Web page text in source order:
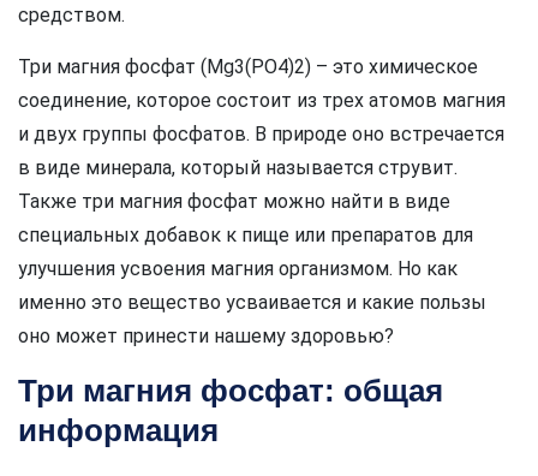
средством.
Три магния фосфат (Mg3(PO4)2) – это химическое
соединение, которое состоит из трех атомов магния
и двух группы фосфатов. В природе оно встречается
в виде минерала, который называется струвит.
Также три магния фосфат можно найти в виде
специальных добавок к пище или препаратов для
улучшения усвоения магния организмом. Но как
именно это вещество усваивается и какие пользы
оно может принести нашему здоровью?
Три магния фосфат: общая
информация